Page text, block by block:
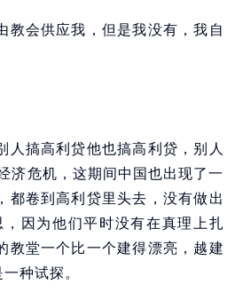
教会供应我，但是我没有，我自
搞高利贷他也搞高利贷，别人
济危机，这期间中国也出现了一
都卷到高利贷里头去，没有做出
因为他们平时没有在真理上扎
教堂一个比一个建得漂亮，越建
种试探。